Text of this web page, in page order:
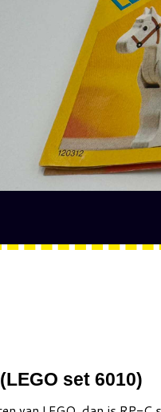
set 6010)